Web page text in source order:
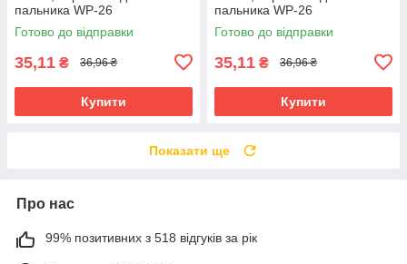
пальника WP-26
Готово до відправки
35,11 ₴ 36,96 ₴
Купити
пальника WP-26
Готово до відправки
35,11 ₴ 36,96 ₴
Купити
Показати ще
Про нас
99% позитивних з 518 відгуків за рік